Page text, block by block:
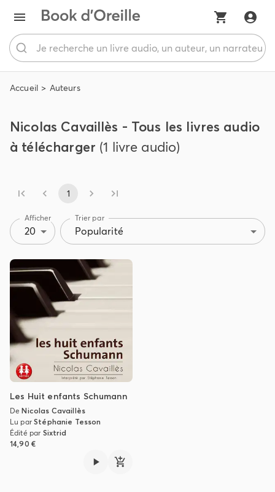
Accueil Auteurs
Nicolas Cavaillès - Tous les livres audio
à télécharger (1 livre audio)
1
Afficher
20
Trier par
Popularité
Les Huit enfants Schumann
DeNicolas Cavaillès
Lu parStéphanie Tesson
Édité par Sixtrid
14,90 €